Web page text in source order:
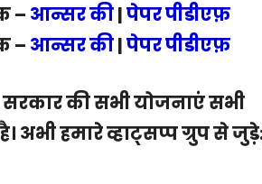
– आन्सर की|पेपर पीडीएफ़
– आन्सर की|पेपर पीडीएफ़
सरकार की सभी योजनाएं सभी
हमारे व्हाट्सप्प ग्रुप से